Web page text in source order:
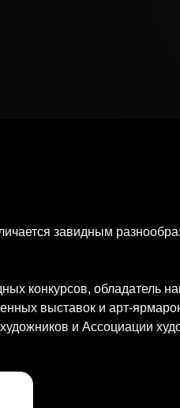
завидным
конкурсов, обладатель
выставок и арт-
и Ассоциации